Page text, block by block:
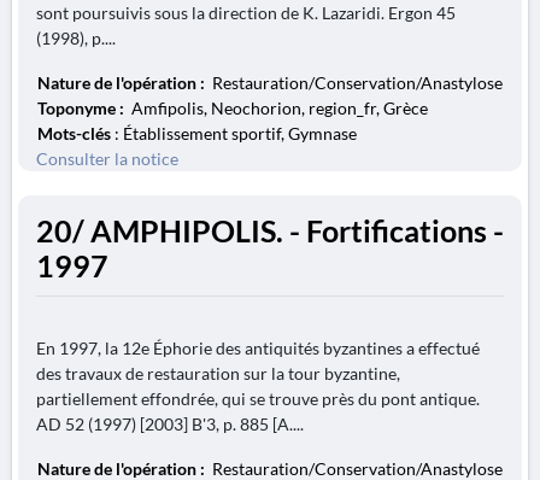
sont poursuivis sous la direction de K. Lazaridi. Ergon 45
(1998), p....
Nature de l'opération : Restauration/Conservation/Anastylose
Toponyme : Amfipolis, Neochorion, region_fr, Grèce
Mots-clés : Établissement sportif, Gymnase
Consulter la notice
20/ AMPHIPOLIS. - Fortifications -
1997
En 1997, la 12e Éphorie des antiquités byzantines a effectué
des travaux de restauration sur la tour byzantine,
partiellement effondrée, qui se trouve près du pont antique.
AD 52 (1997) [2003] B'3, p. 885 [A....
Nature de l'opération : Restauration/Conservation/Anastylose